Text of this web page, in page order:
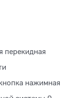
перекидная
нажимная